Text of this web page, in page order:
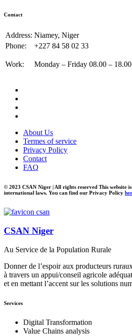
Contact
Address: Niamey, Niger
Phone:
+227 84 58 02 33
Work: Monday – Friday 08.00 –
About Us
Termes of service
Privacy Policy
Contact
FAQ
© 2023 CSAN Niger | All rights reserved This website
international laws. You can find our Privacy Policy
CSAN Niger
Au Service de la Population Rurale
Donner de l’espoir aux producteurs
à travers un appui/conseil agricole
et en mettant l’accent sur les solutions
Services
Digital Transformation
Value Chains analysis